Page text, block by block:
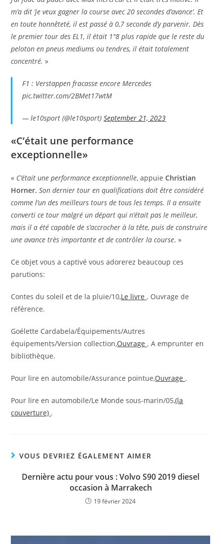
m’a dit ’je veux gagner la course avec 20 secondes d’avance’. Et
en toute honnêteté, il est passé à 0,7 seconde d’y parvenir. Dès
le premier tour des EL1, il était 1″8 plus rapide que le reste du
peloton en pneus mediums ou tendres, il était totalement
concentré. »
F1 : Verstappen fracasse encore Mercedes
pic.twitter.com/2BMet17wtM
— le10sport (@le10sport)September 21, 2023
«C’était une performance
exceptionnelle»
« C’était une performance exceptionnelle, appuieChristian
Horner. Son dernier tour en qualifications doit être considéré
comme l’un des meilleurs tours de tous les temps. Il a ensuite
converti ce tour malgré un départ qui n’était pas le meilleur,
mais il a été capable de s’accrocher à la tête, puis de construire
une avance très importante et de contrôler la course. »
Ce objet vous a captivé vous adorerez beaucoup ces
parutions:
Contes du soleil et de la pluie/10,Le livre . Ouvrage de
référence.
Goélette Cardabela/Équipements/Autres
équipements/Version collection,Ouvrage . A emprunter en
bibliothèque.
Pour lire en automobile/Assurance pointue,Ouvrage .
Pour lire en automobile/Le Monde sous-marin/05,(la
couverture) .
VOUS DEVRIEZ ÉGALEMENT AIMER
Dernière actu pour vous : Volvo S90 2019 diesel
occasion à Marrakech
19 février 2024